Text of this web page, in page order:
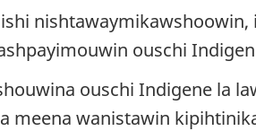
ouschi
ouschi Indigene la
meena wanistawin